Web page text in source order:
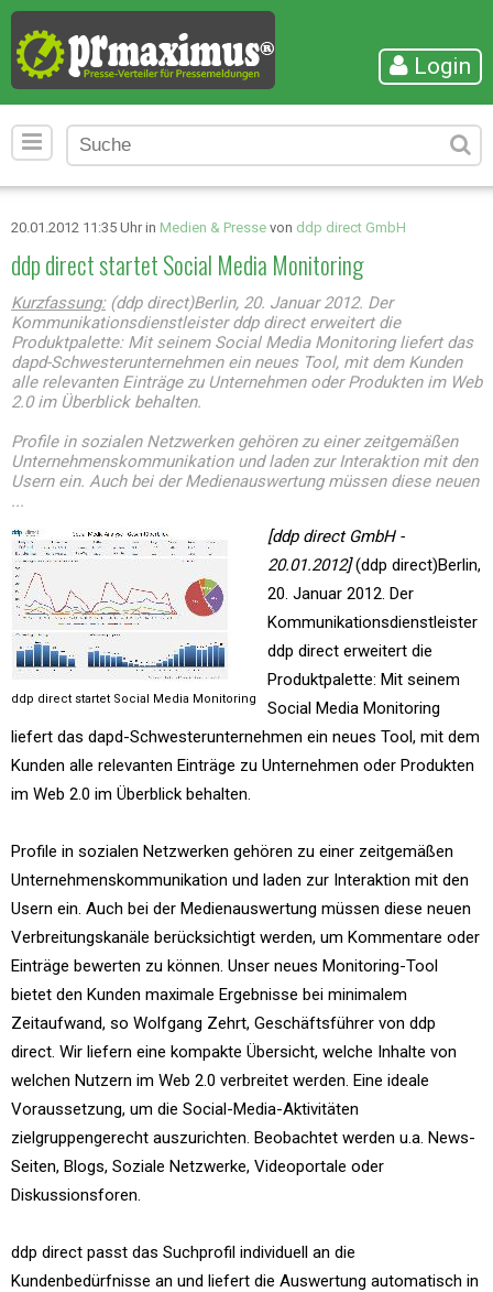
Login
20.01.2012 11:35 Uhr in Medien & Presse von ddp direct GmbH
ddp direct startet Social Media Monitoring
Kurzfassung:(ddp direct)Berlin, 20. Januar 2012. Der
Kommunikationsdienstleister ddp direct erweitert die
Produktpalette: Mit seinem Social Media Monitoring liefert das
dapd-Schwesterunternehmen ein neues Tool, mit dem Kunden
alle relevanten Einträge zu Unternehmen oder Produkten im Web
2.0 im Überblick behalten.
Profile in sozialen Netzwerken gehören zu einer zeitgemäßen
Unternehmenskommunikation und laden zur Interaktion mit den
Usern ein. Auch bei der Medienauswertung müssen diese neuen
...
ddp direct startet Social Media Monitoring
[ddp direct GmbH -
20.01.2012](ddp direct)Berlin,
20. Januar 2012. Der
Kommunikationsdienstleister
ddp direct erweitert die
Produktpalette: Mit seinem
Social Media Monitoring
liefert das dapd-Schwesterunternehmen ein neues Tool, mit dem
Kunden alle relevanten Einträge zu Unternehmen oder Produkten
im Web 2.0 im Überblick behalten.
Profile in sozialen Netzwerken gehören zu einer zeitgemäßen
Unternehmenskommunikation und laden zur Interaktion mit den
Usern ein. Auch bei der Medienauswertung müssen diese neuen
Verbreitungskanäle berücksichtigt werden, um Kommentare oder
Einträge bewerten zu können. Unser neues Monitoring-Tool
bietet den Kunden maximale Ergebnisse bei minimalem
Zeitaufwand, so Wolfgang Zehrt, Geschäftsführer von ddp
direct. Wir liefern eine kompakte Übersicht, welche Inhalte von
welchen Nutzern im Web 2.0 verbreitet werden. Eine ideale
Voraussetzung, um die Social-Media-Aktivitäten
zielgruppengerecht auszurichten. Beobachtet werden u.a. News-
Seiten, Blogs, Soziale Netzwerke, Videoportale oder
Diskussionsforen.
ddp direct passt das Suchprofil individuell an die
Kundenbedürfnisse an und liefert die Auswertung automatisch in